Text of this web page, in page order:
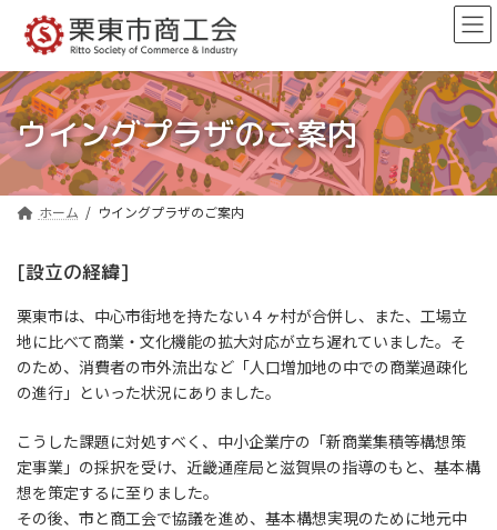
ン
ツ
へ
ス
キ
ッ
ー
シ
ョ
ン
に
移
ウイングプラザのご案内
ホーム ウイングプラザのご案内
[設立の経緯]
栗東市は、中心市街地を持たない４ヶ村が合併し、また、工場立
地に比べて商業・文化機能の拡大対応が立ち遅れていました。そ
のため、消費者の市外流出など「人口増加地の中での商業過疎化
の進行」といった状況にありました。
こうした課題に対処すべく、中小企業庁の「新商業集積等構想策
定事業」の採択を受け、近畿通産局と滋賀県の指導のもと、基本構
想を策定するに至りました。
その後、市と商工会で協議を進め、基本構想実現のために地元中